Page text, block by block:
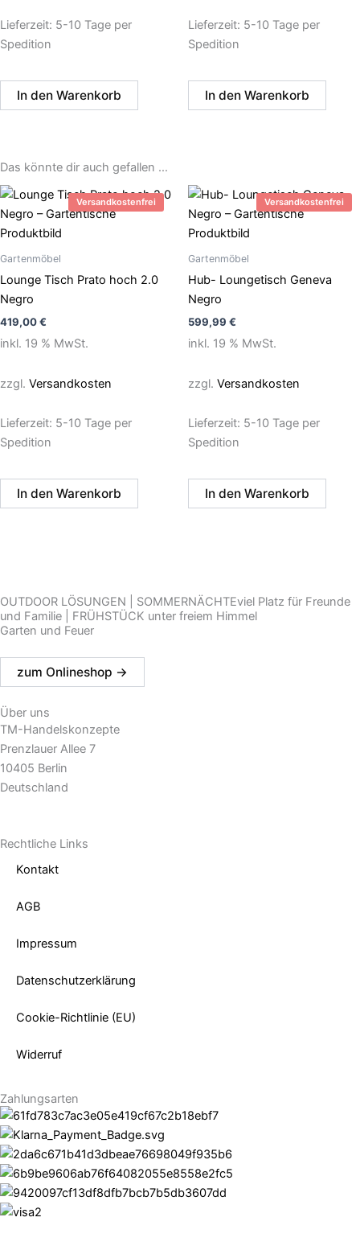
Lieferzeit: 5-10 Tage per
Spedition
In den Warenkorb
Lieferzeit: 5-10 Tage per
Spedition
In den Warenkorb
Das könnte dir auch gefallen …
Versandkostenfrei
Gartenmöbel
Lounge Tisch Prato hoch 2.0
Negro
419,00€
inkl. 19 % MwSt.
zzgl. Versandkosten
Lieferzeit: 5-10 Tage per
Spedition
In den Warenkorb
Versandkostenfrei
Gartenmöbel
Hub- Loungetisch Geneva
Negro
599,99 €
inkl. 19 % MwSt.
zzgl. Versandkosten
Lieferzeit: 5-10 Tage per
Spedition
In den Warenkorb
OUTDOOR LÖSUNGEN | SOMMERNÄCHTEviel Platz für Freunde
und Familie | FRÜHSTÜCK unter freiem Himmel
Garten und Feuer
zum Onlineshop ->
Über uns
TM-Handelskonzepte
Prenzlauer Allee 7
10405 Berlin
Deutschland
Rechtliche Links
Kontakt
AGB
Impressum
Datenschutzerklärung
Cookie-Richtlinie (EU)
Widerruf
Zahlungsarten